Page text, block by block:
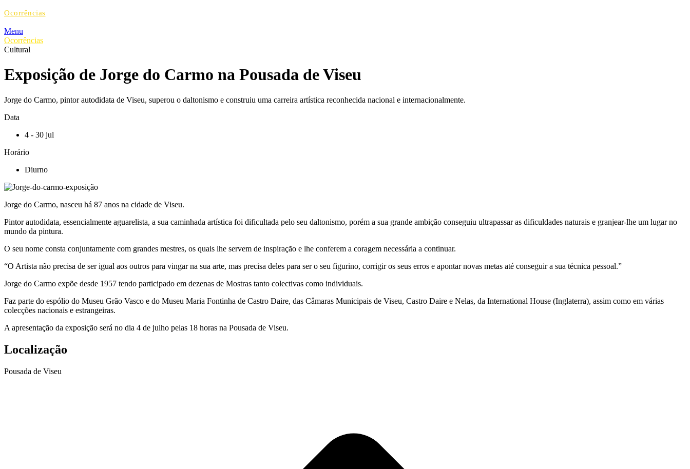
Ocorrências
Menu
Ocorrências
Cultural
Exposição de Jorge do Carmo na Pousada de Viseu
Jorge do Carmo, pintor autodidata de Viseu, superou o daltonismo e construiu uma carreira artística reconhecida nacional e internacionalmente.
Data
4 - 30 jul
Horário
Diurno
Jorge do Carmo, nasceu há 87 anos na cidade de Viseu.
Pintor autodidata, essencialmente aguarelista, a sua caminhada artística foi dificultada pelo seu daltonismo, porém a sua grande ambição conseguiu ultrapassar as dificuldades naturais e granjear-lhe um lugar no
mundo da pintura.
O seu nome consta conjuntamente com grandes mestres, os quais lhe servem de inspiração e lhe conferem a coragem necessária a continuar.
“O Artista não precisa de ser igual aos outros para vingar na sua arte, mas precisa deles para ser o seu figurino, corrigir os seus erros e apontar novas metas até conseguir a sua técnica pessoal.”
Jorge do Carmo expõe desde 1957 tendo participado em dezenas de Mostras tanto colectivas como individuais.
Faz parte do espólio do Museu Grão Vasco e do Museu Maria Fontinha de Castro Daire, das Câmaras Municipais de Viseu, Castro Daire e Nelas, da International House (Inglaterra), assim como em várias
colecções nacionais e estrangeiras.
A apresentação da exposição será no dia 4 de julho pelas 18 horas na Pousada de Viseu.
Localização
Pousada de Viseu